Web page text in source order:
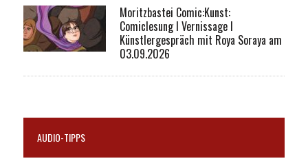
Moritzbastei Comic:Kunst:
Comiclesung I Vernissage I
Künstlergespräch mit Roya Soraya am
03.09.2026
AUDIO-TIPPS